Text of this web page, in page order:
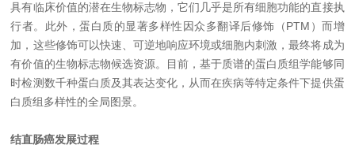
具有临床价值的潜在生物标志物，它们几乎是所有细胞功能的直接执
行者。此外，蛋白质的显著多样性因众多翻译后修饰（PTM）而增
加，这些修饰可以快速、可逆地响应环境或细胞内刺激，最终将成为
有价值的生物标志物候选资源。目前，基于质谱的蛋白质组学能够同
时检测数千种蛋白质及其表达变化，从而在疾病等特定条件下提供蛋
白质组多样性的全局图景。
结直肠癌发展过程